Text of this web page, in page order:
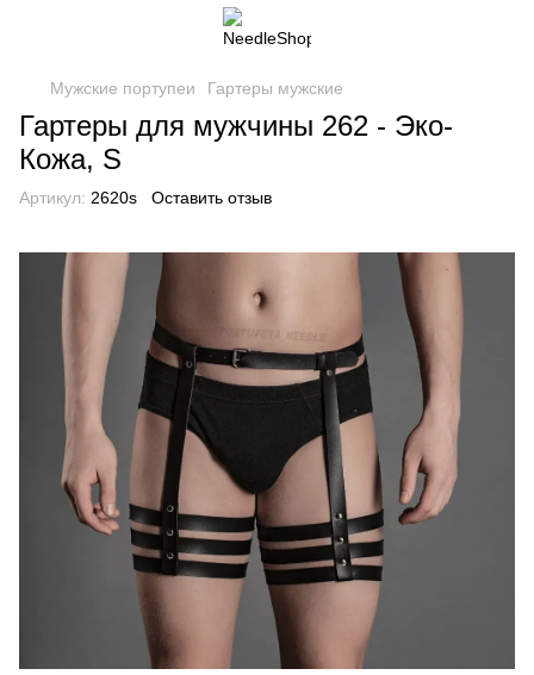
Мужские портупеи Гартеры мужские
Гартеры для мужчины 262 - Эко-
Кожа, S
Артикул: 2620s Оставить отзыв